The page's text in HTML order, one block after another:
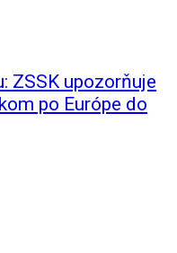
ZSSK upozorňuje
po Európe do